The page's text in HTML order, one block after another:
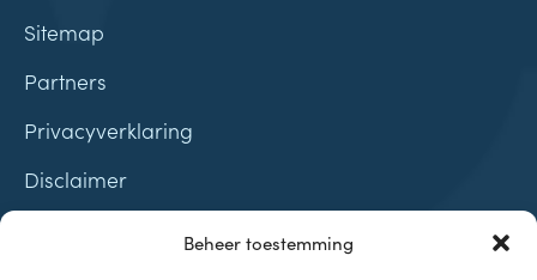
Beheer toestemming
Sitemap
Partners
Privacyverklaring
Disclaimer